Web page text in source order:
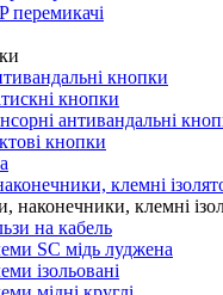
перемикачі
кнопки
кнопки
антивандальні
кнопки
клемні
наконечники, клемні
на кабель
SC мідь луджена
ізольовані